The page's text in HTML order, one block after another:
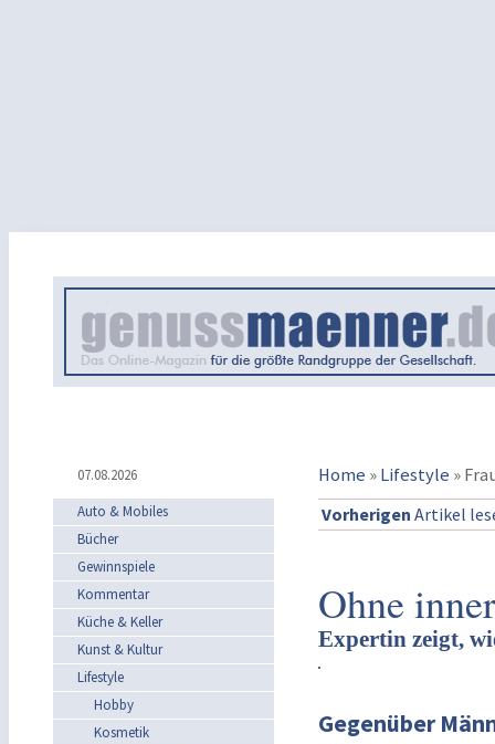
07.08.2026 Home »Lifestyle »
Auto & Mobiles
Bücher
Gewinnspiele
Kommentar
Küche & Keller
Kunst & Kultur
Lifestyle
Hobby
Kosmetik
Vorherigen Artikel
Ohne
Expertin zeigt,
Gegenüber